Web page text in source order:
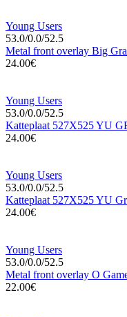
Young Users
53.0/0.0/52.5
Metal front overlay Big
24.00€
Young Users
53.0/0.0/52.5
Katteplaat 527X525 YU
24.00€
Young Users
53.0/0.0/52.5
Katteplaat 527X525 YU
24.00€
Young Users
53.0/0.0/52.5
Metal front overlay O
22.00€